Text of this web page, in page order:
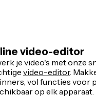
video-editor
je video's met onze
video-editor.
vol functies voor
op elk apparaat.